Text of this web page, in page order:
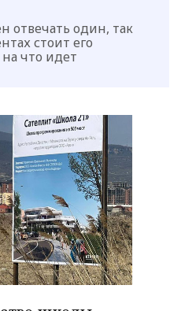
отвечать один, так
стоит его
что идет